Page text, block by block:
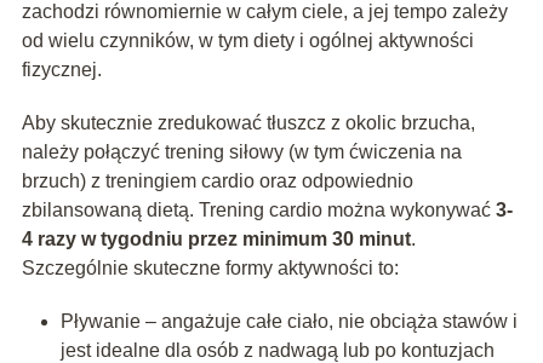
zachodzi równomiernie w całym ciele, a jej tempo zależy
od wielu czynników, w tym diety i ogólnej aktywności
fizycznej.
Aby skutecznie zredukować tłuszcz z okolic brzucha,
należy połączyć trening siłowy (w tym ćwiczenia na
brzuch) z treningiem cardio oraz odpowiednio
zbilansowaną dietą. Trening cardio można wykonywać 3-
4 razy w tygodniu przez minimum 30 minut.
Szczególnie skuteczne formy aktywności to:
Pływanie – angażuje całe ciało, nie obciąża stawów i
jest idealne dla osób z nadwagą lub po kontuzjach